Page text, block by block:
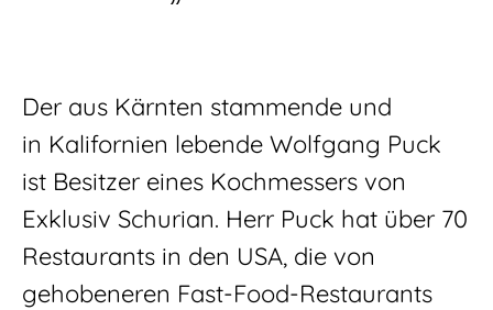
Der aus Kärnten stammende und
in Kalifornien lebende Wolfgang Puck
ist Besitzer eines Kochmessers von
Exklusiv Schurian. Herr Puck hat über 70
Restaurants in den USA, die von
gehobeneren Fast-Food-Restaurants